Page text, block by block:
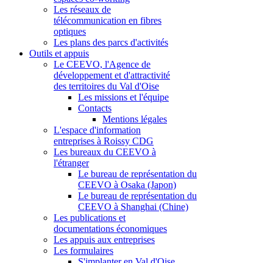
Les réseaux de
télécommunication en fibres
optiques
Les plans des parcs d'activités
Outils et appuis
Le CEEVO, l'Agence de
développement et d'attractivité
des territoires du Val d'Oise
Les missions et l'équipe
Contacts
Mentions légales
L'espace d'information
entreprises à Roissy CDG
Les bureaux du CEEVO à
l'étranger
Le bureau de représentation du
CEEVO à Osaka (Japon)
Le bureau de représentation du
CEEVO à Shanghai (Chine)
Les publications et
documentations économiques
Les appuis aux entreprises
Les formulaires